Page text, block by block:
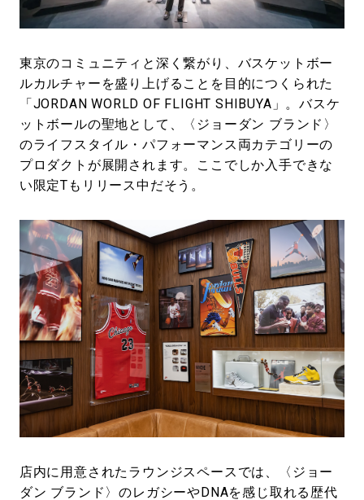
東京のコミュニティと深く繋がり、バスケットボー
ルカルチャーを盛り上げることを目的につくられた
「JORDAN WORLD OF FLIGHT SHIBUYA」。バスケ
ットボールの聖地として、〈ジョーダン ブランド〉
のライフスタイル・パフォーマンス両カテゴリーの
プロダクトが展開されます。ここでしか入手できな
い限定Tもリリース中だそう。
店内に用意されたラウンジスペースでは、〈ジョー
ダン ブランド〉のレガシーやDNAを感じ取れる歴代